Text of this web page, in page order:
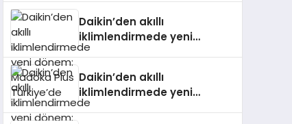
Daikin’den akıllı
iklimlendirmede yeni
dönem: Madoka Plus
Daikin’den akıllı
iklimlendirmede yeni
dönem: Madoka Plus